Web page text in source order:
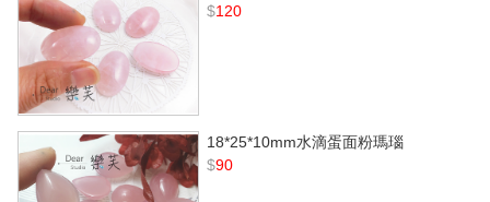
$120
18*25*10mm水滴蛋面粉瑪瑙
$90